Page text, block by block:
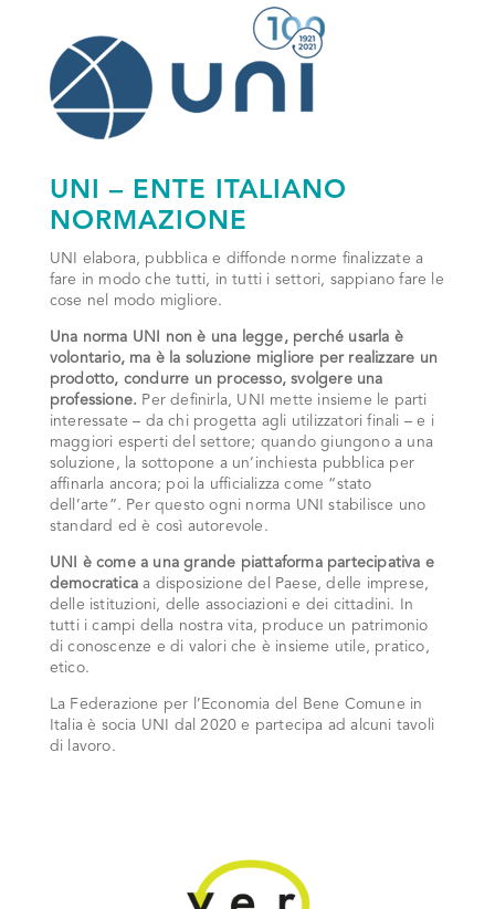
UNI – ENTE ITALIANO
NORMAZIONE
UNI elabora, pubblica e diffonde norme finalizzate a
fare in modo che tutti, in tutti i settori, sappiano fare le
cose nel modo migliore.
Una norma UNI non è una legge, perché usarla è
volontario, ma è la soluzione migliore per realizzare un
prodotto, condurre un processo, svolgere una
professione. Per definirla, UNI mette insieme le parti
interessate – da chi progetta agli utilizzatori finali – e i
maggiori esperti del settore; quando giungono a una
soluzione, la sottopone a un’inchiesta pubblica per
affinarla ancora; poi la ufficializza come “stato
dell’arte”. Per questo ogni norma UNI stabilisce uno
standard ed è così autorevole.
UNI è come a una grande piattaforma partecipativa e
democratica a disposizione del Paese, delle imprese,
delle istituzioni, delle associazioni e dei cittadini. In
tutti i campi della nostra vita, produce un patrimonio
di conoscenze e di valori che è insieme utile, pratico,
etico.
La Federazione per l’Economia del Bene Comune in
Italia è socia UNI dal 2020 e partecipa ad alcuni tavoli
di lavoro.